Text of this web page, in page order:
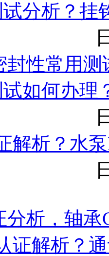
分析？挂
封性常用测
如何办理
解析？水
分析，轴承
证解析？